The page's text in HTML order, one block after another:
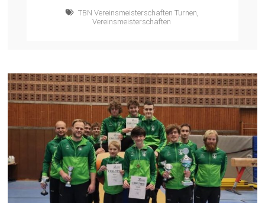
TBN Vereinsmeisterschaften Turnen,
Vereinsmeisterschaften